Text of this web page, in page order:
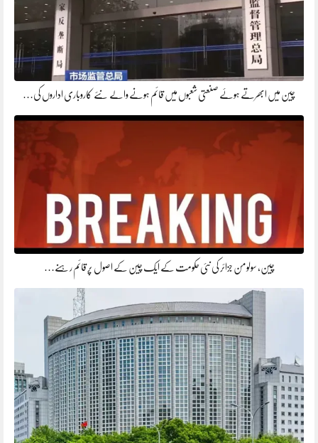
چین میں ابھرتے ہوئے صنعتی شعبوں میں قائم ہونے والے نئے کاروباری اداروں کی…
چین، سولومن جزائر کی نئی حکومت کے ایک چین کے اصول پر قائم رہنے…